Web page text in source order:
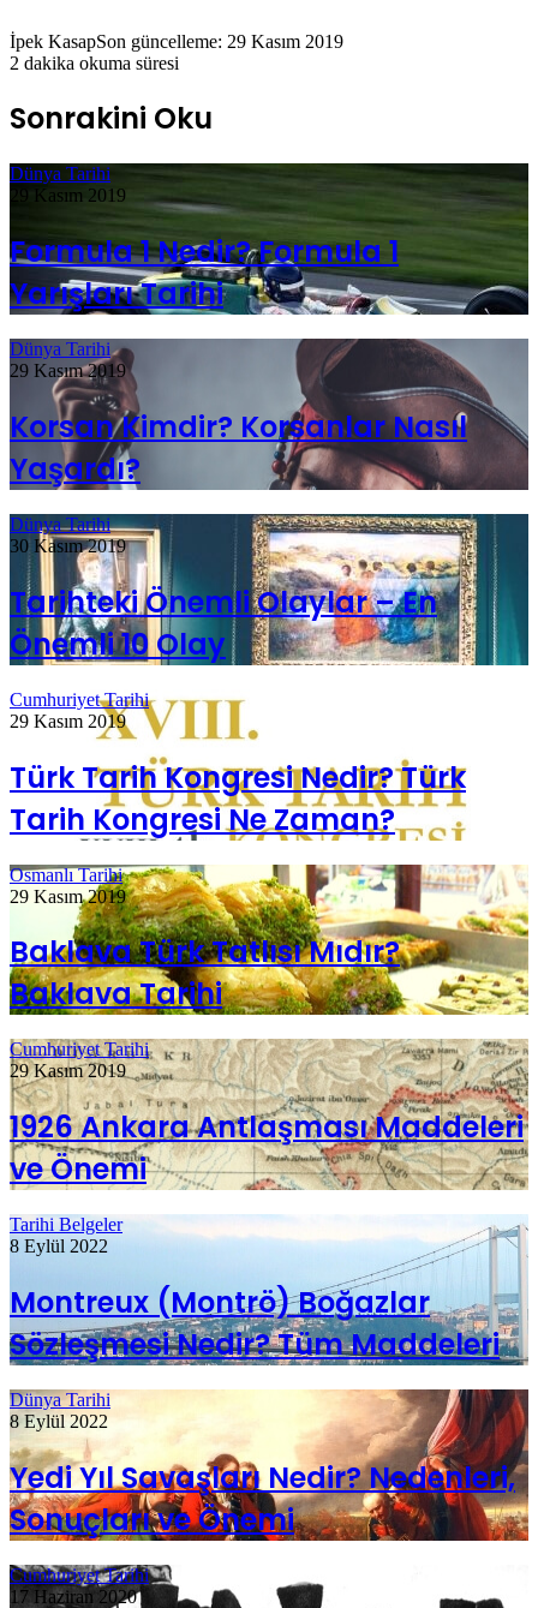
İpek KasapSon güncelleme: 29 Kasım 2019
2 dakika okuma süresi
Sonrakini Oku
Dünya Tarihi
29 Kasım 2019
Formula 1 Nedir? Formula 1
Yarışları Tarihi
Dünya Tarihi
29 Kasım 2019
Korsan Kimdir? Korsanlar Nasıl
Yaşardı?
Dünya Tarihi
30 Kasım 2019
Tarihteki Önemli Olaylar – En
Önemli 10 Olay
Cumhuriyet Tarihi
29 Kasım 2019
Türk Tarih Kongresi Nedir? Türk
Tarih Kongresi Ne Zaman?
Osmanlı Tarihi
29 Kasım 2019
Baklava Türk Tatlısı Mıdır?
Baklava Tarihi
Cumhuriyet Tarihi
29 Kasım 2019
1926 Ankara Antlaşması Maddeleri
ve Önemi
Tarihi Belgeler
8 Eylül 2022
Montreux (Montrö) Boğazlar
Sözleşmesi Nedir? Tüm Maddeleri
Dünya Tarihi
8 Eylül 2022
Yedi Yıl Savaşları Nedir? Nedenleri,
Sonuçları ve Önemi
Cumhuriyet Tarihi
17 Haziran 2020